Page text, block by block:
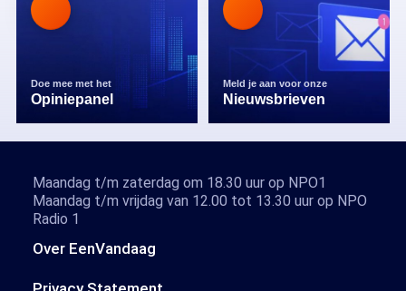
Doe mee met het
Opiniepanel
Meld je aan voor onze
Nieuwsbrieven
Over EenVandaag
Maandag t/m zaterdag om 18.30 uur op NPO1
Maandag t/m vrijdag van 12.00 tot 13.30 uur op NPO
Radio 1